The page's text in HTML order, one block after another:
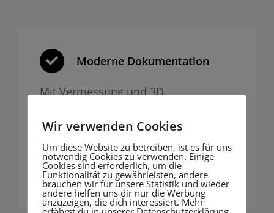
Moderne Dokumentation
Mit Vermessung und 3D
nachvollziehbare Dokumentation für
Behörden oder Bauakte – digital und
zukunftssicher.
Wir verwenden Cookies
Um diese Website zu betreiben, ist es für uns
notwendig Cookies zu verwenden. Einige
Cookies sind erforderlich, um die
Funktionalität zu gewährleisten, andere
brauchen wir für unsere Statistik und wieder
andere helfen uns dir nur die Werbung
anzuzeigen, die dich interessiert. Mehr
erfährst du in unserer Datenschutzerklärung.